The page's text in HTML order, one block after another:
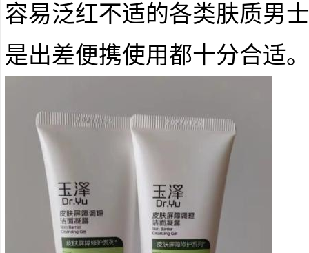
容易泛红不适的各类肤质男
是出差便携使用都十分合适。